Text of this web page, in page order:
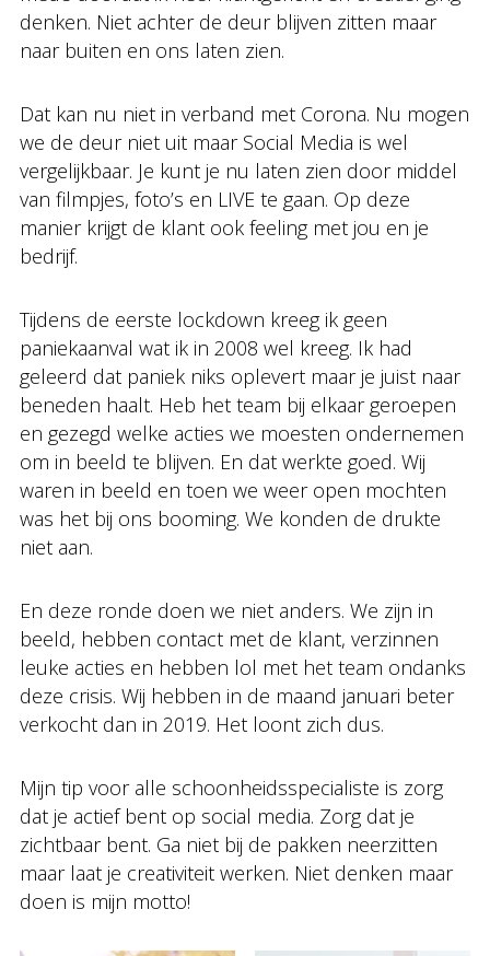
denken. Niet achter de deur blijven zitten maar
naar buiten en ons laten zien.
Dat kan nu niet in verband met Corona. Nu mogen
we de deur niet uit maar Social Media is wel
vergelijkbaar. Je kunt je nu laten zien door middel
van filmpjes, foto’s en LIVE te gaan. Op deze
manier krijgt de klant ook feeling met jou en je
bedrijf.
Tijdens de eerste lockdown kreeg ik geen
paniekaanval wat ik in 2008 wel kreeg. Ik had
geleerd dat paniek niks oplevert maar je juist naar
beneden haalt. Heb het team bij elkaar geroepen
en gezegd welke acties we moesten ondernemen
om in beeld te blijven. En dat werkte goed. Wij
waren in beeld en toen we weer open mochten
was het bij ons booming. We konden de drukte
niet aan.
En deze ronde doen we niet anders. We zijn in
beeld, hebben contact met de klant, verzinnen
leuke acties en hebben lol met het team ondanks
deze crisis. Wij hebben in de maand januari beter
verkocht dan in 2019. Het loont zich dus.
Mijn tip voor alle schoonheidsspecialiste is zorg
dat je actief bent op social media. Zorg dat je
zichtbaar bent. Ga niet bij de pakken neerzitten
maar laat je creativiteit werken. Niet denken maar
doen is mijn motto!